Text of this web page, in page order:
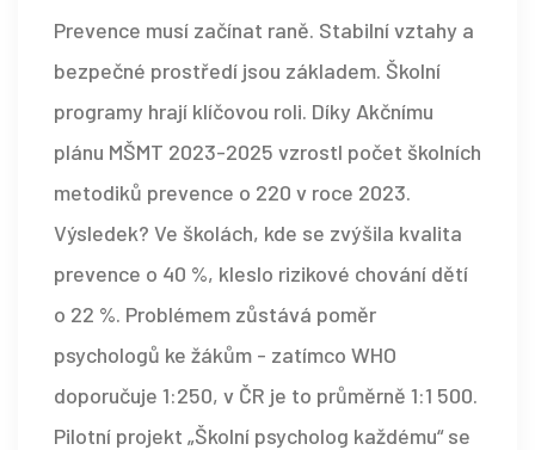
Prevence musí začínat raně. Stabilní vztahy a
bezpečné prostředí jsou základem. Školní
programy hrají klíčovou roli. Díky Akčnímu
plánu MŠMT 2023-2025 vzrostl počet školních
metodiků prevence o 220 v roce 2023.
Výsledek? Ve školách, kde se zvýšila kvalita
prevence o 40 %, kleslo rizikové chování dětí
o 22 %. Problémem zůstává poměr
psychologů ke žákům - zatímco WHO
doporučuje 1:250, v ČR je to průměrně 1:1 500.
Pilotní projekt „Školní psycholog každému“ se